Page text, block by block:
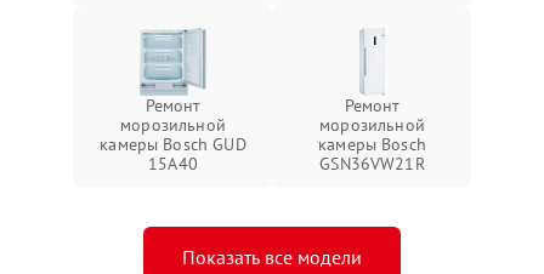
Ремонт
морозильной
камеры Bosch GUD
15A40
Ремонт
морозильной
камеры Bosch
GSN36VW21R
Показать все модели